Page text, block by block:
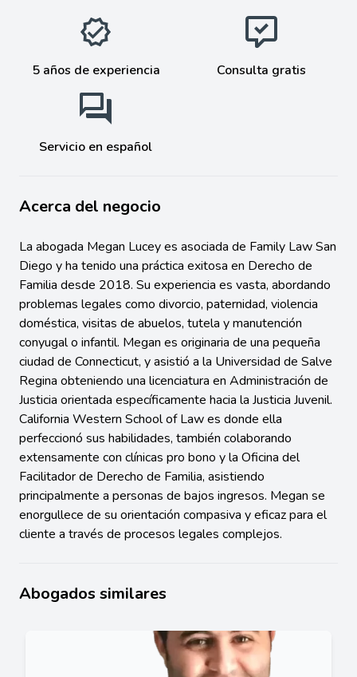
5 años de experiencia Consulta gratis
Servicio en español
Acerca del negocio
La abogada Megan Lucey es asociada de Family Law San
Diego y ha tenido una práctica exitosa en Derecho de
Familia desde 2018. Su experiencia es vasta, abordando
problemas legales como divorcio, paternidad, violencia
doméstica, visitas de abuelos, tutela y manutención
conyugal o infantil. Megan es originaria de una pequeña
ciudad de Connecticut, y asistió a la Universidad de Salve
Regina obteniendo una licenciatura en Administración de
Justicia orientada específicamente hacia la Justicia Juvenil.
California Western School of Law es donde ella
perfeccionó sus habilidades, también colaborando
extensamente con clínicas pro bono y la Oficina del
Facilitador de Derecho de Familia, asistiendo
principalmente a personas de bajos ingresos. Megan se
enorgullece de su orientación compasiva y eficaz para el
cliente a través de procesos legales complejos.
Abogados similares